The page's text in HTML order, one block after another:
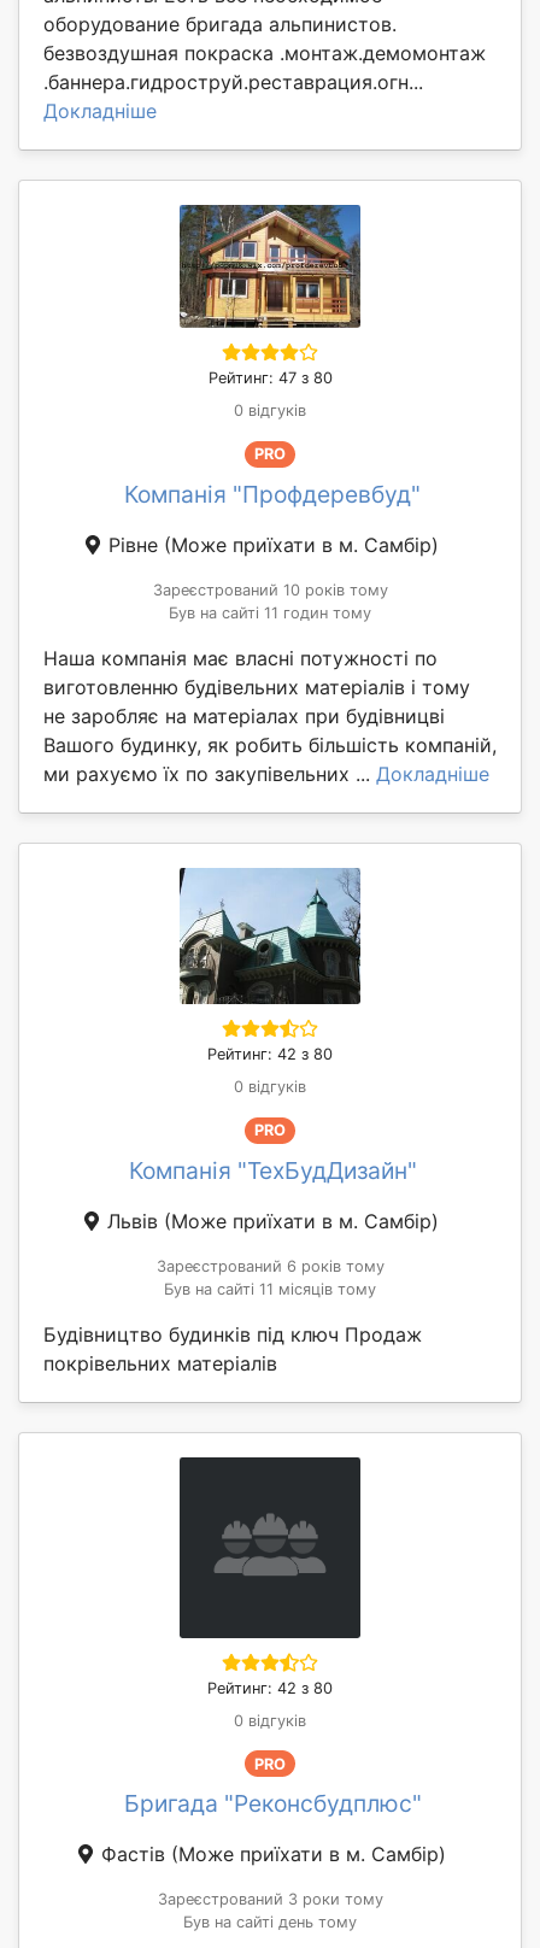
оборудование бригада альпинистов.
безвоздушная покраска .монтаж.демомонтаж
.баннера.гидроструй.реставрация.огн...
Докладніше
Рейтинг: 47 з 80
0 відгуків
PRO
Компанія "Профдеревбуд"
Рівне (Може приїхати в м. Самбір)
Зареєстрований 10 років тому
Був на сайті 11 годин тому
Наша компанія має власні потужності по
виготовленню будівельних матеріалів і тому
не заробляє на матеріалах при будівницві
Вашого будинку, як робить більшість компаній,
ми рахуємо їх по закупівельних ... Докладніше
Рейтинг: 42 з 80
0 відгуків
PRO
Компанія "ТехБудДизайн"
Львів (Може приїхати в м. Самбір)
Зареєстрований 6 років тому
Був на сайті 11 місяців тому
Будівництво будинків під ключ Продаж
покрівельних матеріалів
Рейтинг: 42 з 80
0 відгуків
PRO
Бригада "Реконсбудплюс"
Фастів (Може приїхати в м. Самбір)
Зареєстрований 3 роки тому
Був на сайті день тому